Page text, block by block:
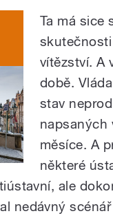
Ta má sice
vítězství. A
době.
stav
napsaných
měsíce. A
některé
ale
nedávný